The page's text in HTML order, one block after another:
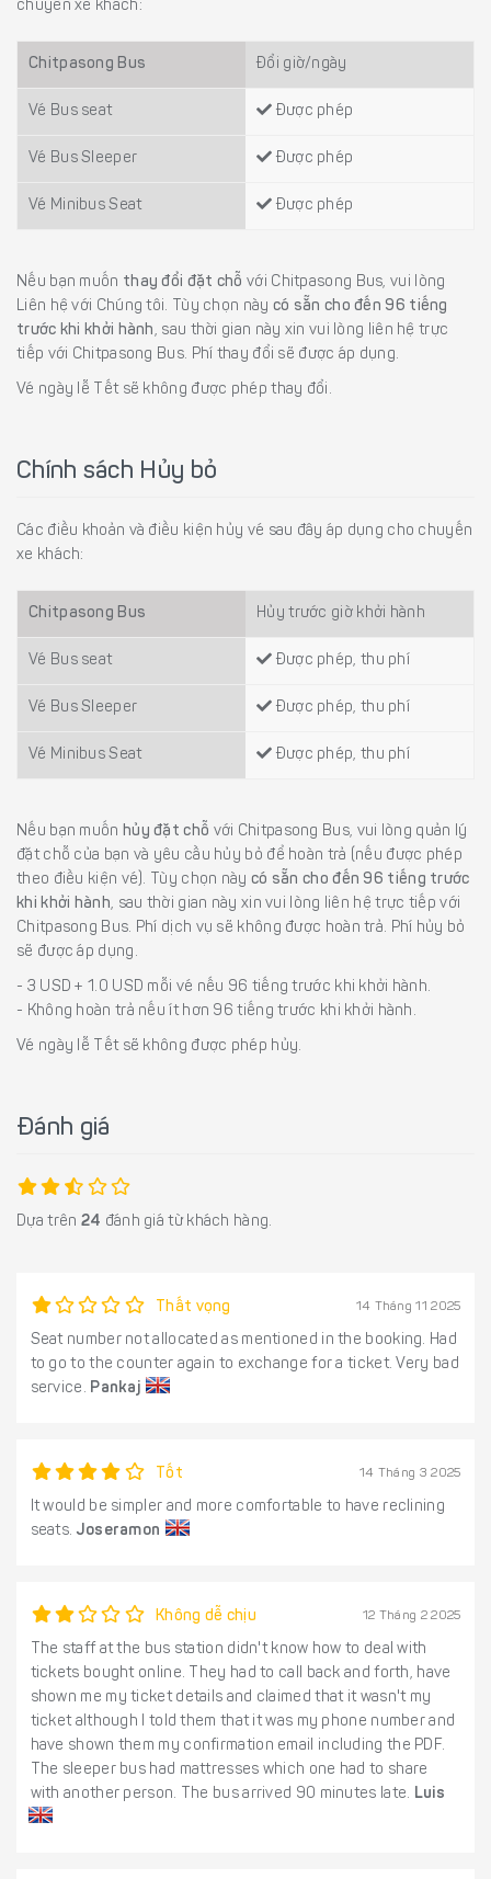
chuyến xe khách:
Chitpasong Bus Đổi giờ/ngày
Vé Bus seat Được phép
Vé Bus Sleeper Được phép
Vé Minibus Seat Được phép
Nếu bạn muốn thay đổi đặt chỗ với Chitpasong Bus, vui lòng
Liên hệ với Chúng tôi. Tùy chọn này có sẵn cho đến 96 tiếng
trước khi khởi hành, sau thời gian này xin vui lòng liên hệ trực
tiếp với Chitpasong Bus. Phí thay đổi sẽ được áp dụng.
Vé ngày lễ Tết sẽ không được phép thay đổi.
Chính sách Hủy bỏ
Các điều khoản và điều kiện hủy vé sau đây áp dụng cho chuyến
xe khách:
Chitpasong Bus Hủy trước giờ khởi hành
Vé Bus seat Được phép, thu phí
Vé Bus Sleeper Được phép, thu phí
Vé Minibus Seat Được phép, thu phí
Nếu bạn muốn hủy đặt chỗ với Chitpasong Bus, vui lòng quản lý
đặt chỗ của bạn và yêu cầu hủy bỏ để hoàn trả (nếu được phép
theo điều kiện vé). Tùy chọn này có sẵn cho đến 96 tiếng trước
khi khởi hành, sau thời gian này xin vui lòng liên hệ trực tiếp với
Chitpasong Bus. Phí dịch vụ sẽ không được hoàn trả. Phí hủy bỏ
sẽ được áp dụng.
- 3 USD + 1.0 USD mỗi vé nếu 96 tiếng trước khi khởi hành.
- Không hoàn trả nếu ít hơn 96 tiếng trước khi khởi hành.
Vé ngày lễ Tết sẽ không được phép hủy.
Đánh giá
Dựa trên 24 đánh giá từ khách hàng.
Thất vọng 14 Tháng 11 2025
Seat number not allocated as mentioned in the booking. Had
to go to the counter again to exchange for a ticket. Very bad
service. Pankaj
Tốt 14 Tháng 3 2025
It would be simpler and more comfortable to have reclining
seats. Joseramon
Không dễ chịu 12 Tháng 2 2025
The staff at the bus station didn't know how to deal with
tickets bought online. They had to call back and forth, have
shown me my ticket details and claimed that it wasn't my
ticket although I told them that it was my phone number and
have shown them my confirmation email including the PDF.
The sleeper bus had mattresses which one had to share
with another person. The bus arrived 90 minutes late. Luis